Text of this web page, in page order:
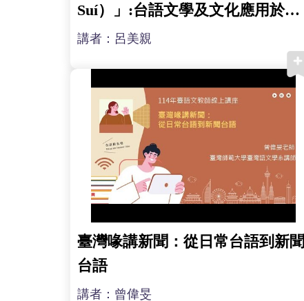
Suí）」:台語文學及文化應用於教
學
講者：呂美親
臺灣喙講新聞：從日常台語到新聞
台語
講者：曾偉旻